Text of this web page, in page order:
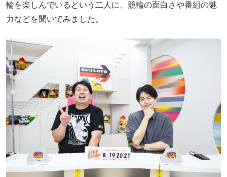
輪を楽しんでいるという二人に、競輪の面白さや番組の魅
力などを聞いてみました。